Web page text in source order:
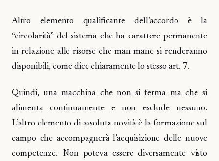
Altro elemento qualificante dell’accordo è la
“circolarità” del sistema che ha carattere permanente
in relazione alle risorse che man mano si renderanno
disponibili, come dice chiaramente lo stesso art. 7.
Quindi, una macchina che non si ferma ma che si
alimenta continuamente e non esclude nessuno.
L’altro elemento di assoluta novità è la formazione sul
campo che accompagnerà l’acquisizione delle nuove
competenze. Non poteva essere diversamente visto